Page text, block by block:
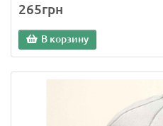
265грн
В корзину